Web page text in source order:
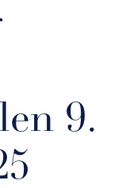
9.